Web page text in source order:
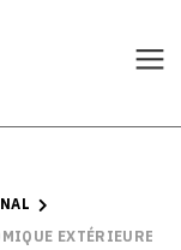
EXTÉRIEURE